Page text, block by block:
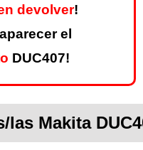
devolver!
el
DUC407!
Makita